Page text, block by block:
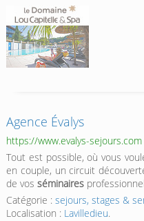
Agence Évalys
https://www.evalys-sejours.com
Tout est possible, où vous
en couple, un circuit
de vos séminaires
Catégorie : sejours, stages &
Localisation : Lavilledieu.